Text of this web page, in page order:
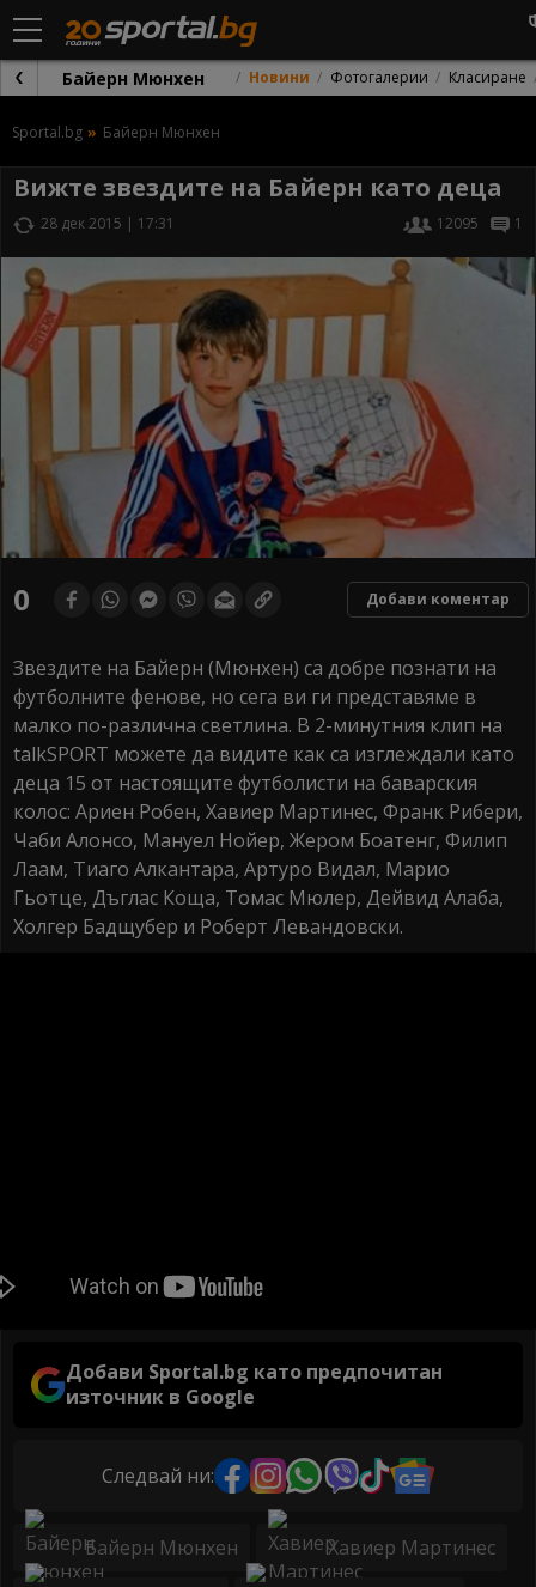
Байерн Мюнхен Новини Фотогалерии Класиране
Sportal.bg Байерн Мюнхен
Вижте звездите на Байерн като деца
28 дек 2015 | 17:31 12095 1
0 Добави коментар
Звездите на Байерн (Мюнхен) са добре познати на
футболните фенове, но сега ви ги представяме в
малко по-различна светлина. В 2-минутния клип на
talkSPORT можете да видите как са изглеждали като
деца 15 от настоящите футболисти на баварския
колос: Ариен Робен, Хавиер Мартинес, Франк Рибери,
Чаби Алонсо, Мануел Нойер, Жером Боатенг, Филип
Лаам, Тиаго Алкантара, Артуро Видал, Марио
Гьотце, Дъглас Коща, Томас Мюлер, Дейвид Алаба,
Холгер Бадщубер и Роберт Левандовски.
Добави Sportal.bg като предпочитан
източник в Google
Следвай ни:
Байерн Мюнхен Хавиер Мартинес